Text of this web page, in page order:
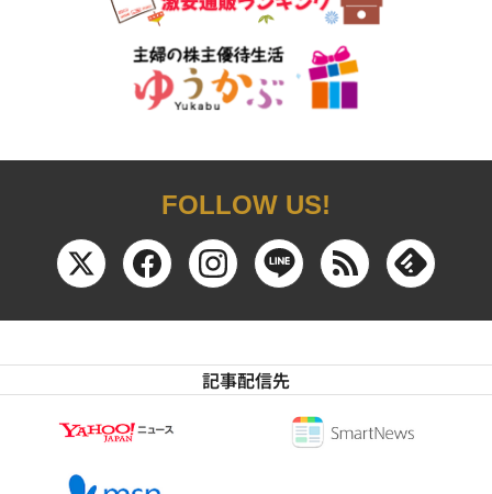
FOLLOW US!
記事配信先